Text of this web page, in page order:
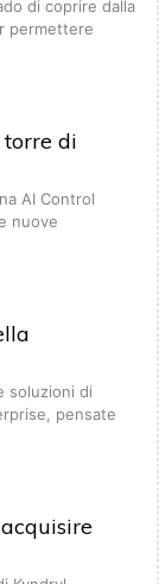
di coprire dalla
permettere
torre di
AI Control
nuove
soluzioni di
pensate